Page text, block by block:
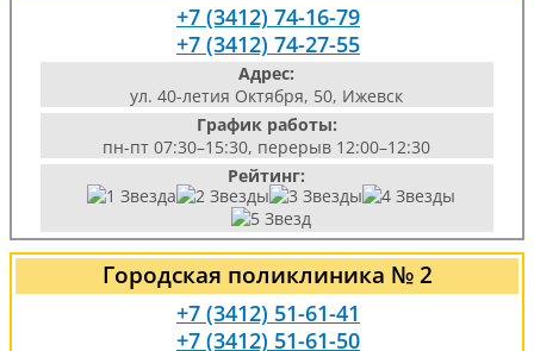
+7 (3412) 74-16-79
+7 (3412) 74-27-55
Адрес:
ул. 40-летия Октября, 50, Ижевск
График работы:
пн-пт 07:30–15:30, перерыв 12:00–12:30
Рейтинг:
Городская поликлиника № 2
+7 (3412) 51-61-41
+7 (3412) 51-61-50